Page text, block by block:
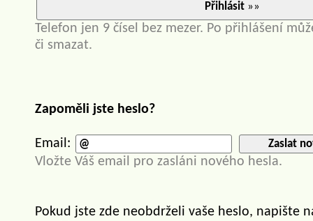
Přihlásit»»
Telefon jen 9 čísel bez mezer. Po přihlášení
či smazat.
Zapoměli jste heslo?
Email: Zaslat
Vložte Váš email pro zasláni nového hesla.
Pokud jste zde neobdrželi vaše heslo, napište